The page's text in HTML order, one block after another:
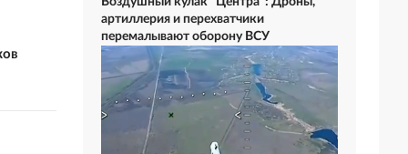
артиллерия и перехватчики
перемалывают оборону ВСУ